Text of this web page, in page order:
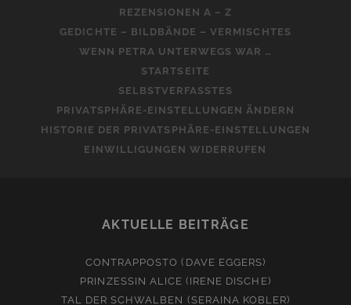
REZENSIONEN A – Z
GEDICHTE – BILDBÄNDE – VERMISCHTES
WENN PETRA UNTERWEGS WAR …
STARTSEITE
SELBSTVERFASSTES
PRIVATSPHÄRE-EINSTELLUNGEN ÄNDERN
HISTORIE DER PRIVATSPHÄRE-EINSTELLUNGEN
EINWILLIGUNGEN WIDERRUFEN
AKTUELLE BEITRÄGE
CONTRAPPOSTO (DAVE EGGERS)
PRINZESSIN ALICE (IRENE DISCHE)
TAL DER SCHWALBEN (SERAINA KOBLER)